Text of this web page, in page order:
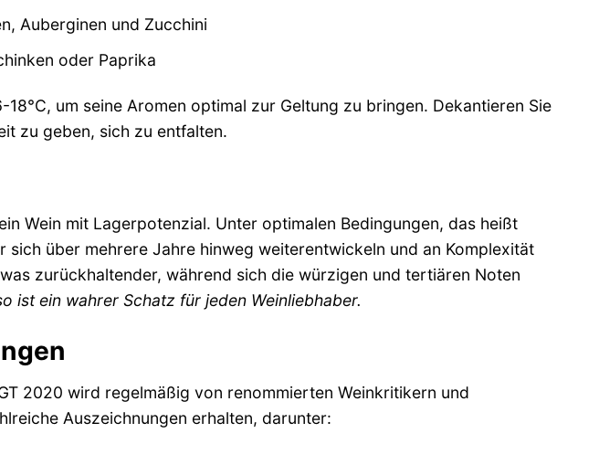
Auberginen und Zucchini
oder Paprika
um seine Aromen optimal zur Geltung zu bringen. Dekantieren Sie
zu geben, sich zu entfalten.
Wein mit Lagerpotenzial. Unter optimalen Bedingungen, das heißt
über mehrere Jahre hinweg weiterentwickeln und an Komplexität
zurückhaltender, während sich die würzigen und tertiären Noten
ist ein wahrer Schatz für jeden Weinliebhaber.
2020 wird regelmäßig von renommierten Weinkritikern und
Auszeichnungen erhalten, darunter: